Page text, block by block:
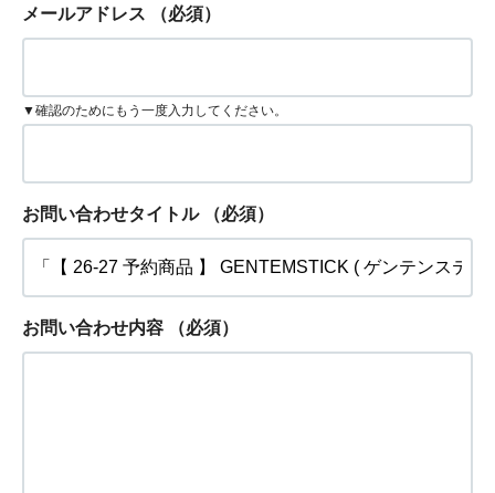
メールアドレス （必須）
▼確認のためにもう一度入力してください。
お問い合わせタイトル （必須）
お問い合わせ内容 （必須）